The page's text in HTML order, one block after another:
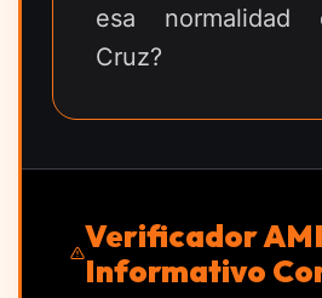
esa normalidad
Cruz?
Verificador
Informativo